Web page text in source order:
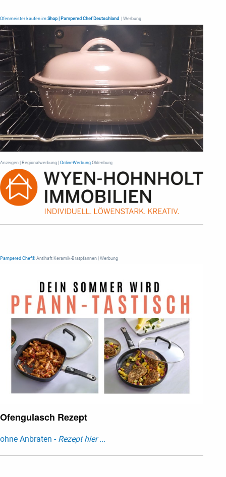
Ofenmeister kaufen im Shop | Pampered Chef Deutschland | Werbung
Anzeigen | Regionalwerbung | OnlineWerbung Oldenburg
Pampered Chef® Antihaft Keramik-Bratpfannen | Werbung
Ofengulasch Rezept
ohne Anbraten - Rezept hier ...